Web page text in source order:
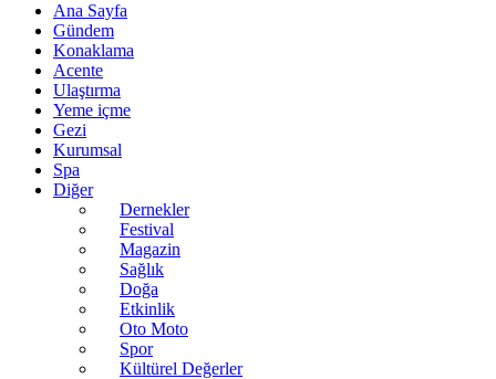
Ana Sayfa
Gündem
Konaklama
Acente
Ulaştırma
Yeme içme
Gezi
Kurumsal
Spa
Diğer
Dernekler
Festival
Magazin
Sağlık
Doğa
Etkinlik
Oto Moto
Spor
Kültürel Değerler